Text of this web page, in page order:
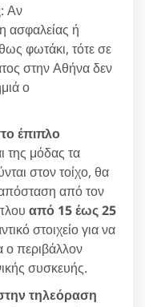
: Αν
ασφαλείας ή
φωτάκι, τότε σε
στην Αθήνα δεν
ο
έπιπλο
της μόδας τα
στον τοίχο, θα
από τον
από 15 έως 25
στοιχείο για να
ο περιβάλλον
συσκευής.
τηλεόραση